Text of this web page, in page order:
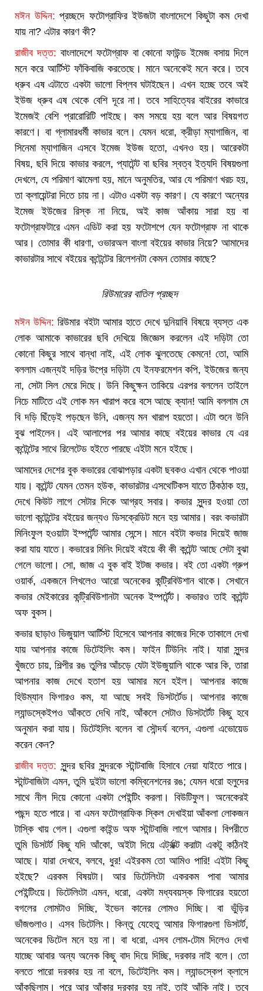
মঈন উদ্দিন: প্রচ্ছদে ফটোগ্রাফির ইউজটা বাংলাদেশে কিছুটা কম দেখা
যায় না? এটার কারণ কী?
রাজীব দত্ত: বাংলাদেশে ফটোগ্রাফ বা কোনো ফাউন্ড ইমেজ বসায় দিলে
মনে করে আর্টিস্ট ফাঁকিবাজি করতেছে। মানে অনেকেই মনে করে। তবে
ধ্রুব এষ এটাতে একটা ভালো বিপ্লব ঘটাইছেন। এখন হচ্ছে তবে অই
ইউজ ধ্রুব এষ থেকে বেশি দূরে না। তবে সাহিত্যের বাইরের কাভারে
ইমেজই বেশি প্রারোরিটি পাইছে। কম সময়ে হয় বলে আর বিষয়গত
কারণে। বা গ্লামারধর্মী কাভার বলে। যেমন ধরো, ক্রীড়া ম্যাগাজিন, বা
সিনেমা ম্যাগাজিন এসবে ইমেজ ইউজ হতো, এখনও হয়। আরেকটা
বিষয়, ছবি দিয়ে কাভার করলে, প্যাটেন্ট বা ছবির স্বত্ব ইত্যদি বিষয়গুলা
দেখলে, যে পরিমাণ ঝামেলা হয়, মানে অনুমতির, আর যে পরিমাণ খরচ হয়,
তা ক্লায়েন্টরা দিতে চায় না। এটাও একটা বড় কারণ। যে কারণে অন্যের
ইমেজ ইউজের রিস্ক না নিয়ে, অই কাজ আঁকায় সারা হয় বা
ফটোগ্রাফটারে এমন এডিট করা হয় ফটোশপে যেন ফটোগ্রাফ না থাকে
আর। তোমার কী ধারণা, ওভারঅল বাংলা বইয়ের কাভার নিয়ে? আমাদের
কাভারটার সাথে বইয়ের কন্টেন্টের রিলেশনটা কেমন তোমার কাছে?
রিউমারের বাতিল প্রচ্ছদ
মঈন উদ্দিন: রিউমার বইটা আমার হাতে দেখে দুনিয়াবি বিষয়ে ব্যস্ত এক
লোক আমাকে কাভারের ছবি দেখিয়ে জিজ্ঞেস করলেন এই দড়িটা তো
কোনো কিছুর সাথে বান্ধা নাই, এই লোক ঝুলতেছে কেমনে! তো, আমি
বললাম এজন্যই দড়ির উপ্রে দড়িটা যে ইনফরমেশন কপি, ইউজের জন্য
না, সেটা সিল মেরে দিছে। উনি কিছুক্ষন তাকিয়ে এরপর বললেন তাইলে
নিচে মাটিতে এই লোক মন খারাপ করে বসে আছে ক্যান! আমি বললাম মে
বি দড়ি ছিঁড়েই পড়ছেন উনি, এজন্য মন খারাপ হয়তো। এটা শুনে উনি
বুঝ পাইলেন। এই আলাপের পর আমার কাছে বইয়ের কাভার যে এর
কন্টেন্টের সাথে রিলেটেড হইতে পারছে এইটা মনে হইছে।
আমাদের দেশের বুক কভারের বোঝাপড়ার একটা ছবকও এখান থেকে পাওয়া
যায়। কন্টেন্ট যেমন তেমন হউক, কাভারটার এসথেটিকস যাতে ঠিকঠাক হয়,
দেখে কিউট লাগে সেটার দিকে আগ্রহ সবার। কভার সুন্দর হওয়া তো
ভালো কন্টেন্টের বইয়ের জন্যও ডিসক্রেডিট মনে হয় আমার। বরং কভারটা
মিনিংফুল হওয়াটা ইম্পর্টেন্ট আমার সেন্সে। মানে বইটা কভার দিয়েই জাজ
করা যায় যাতে। কভারের মিনিং দিয়েই বইয়ে কী কী কন্টেন্ট আছে সেটা বুঝা
গেলে ভালো। সো, জাজ এ বুক বাই ইটজ কভার। বই তো একটা গ্রুপ
ওয়ার্ক, একজনে লিখলেও আরো অনেকের কন্ট্রিবিউশান থাকে। সেখানে
কভার মেইকারের কন্ট্রিবিউশানটা অনেক ইম্পর্টেন্ট। কভারও তাই কন্টেন্ট
অফ বুকস।
কভার ছাড়াও ভিজুয়াল আর্টিস্ট হিসেবে আপনার কাজের দিকে তাকালে দেখা
যায় আপনার কাজে ডিটেইলিং কম। ফাইন টিউনিং নাই। যারা সুন্দর
খুঁজতে চায়, শিল্পীর রঙ তুলির আঁচড়ে যেটা ইউজুয়ালি থাকে আর কি, তারা
আপনার কাজ দেখে হতাশ হয় আমার মনে হইল। আপনার কাজে
হিউম্যান ফিগারও কম, যা আছে সবই ডিসটর্টেড। আপনার কাজে
ল্যান্ডস্কেইপও আঁকতে দেখি নাই, আঁকলে সেটাও ডিসটর্টেট কিছু হবে
অনুমান করা যায়। ডিটেইলিং বলেন বা সৌন্দর্য বলেন, এগুলা এভোয়েড
করেন কেন?
রাজীব দত্ত: সুন্দর ছবির সুন্দরকে স্টান্টবাজি হিসাবে নেয়া যাইতে পারে।
স্টান্টবাজিটা এমন, তুমি দুইটা ভালো কম্বিনেশনের রঙ; যেমন ধরো হলুদের
সাথে নীল দিয়ে কোনো একটা পেইন্টিং করলা। বিউটিফুল। অনেকেরই
পছন্দ হতে পারে। বা এমন ফটোগ্রাফিক স্কিল দেখাইয়া আঁকলা লোকজন
টাস্কি খায় গেল। এগুলা কাইন্ড অফ স্টান্টবাজি লাগে আমার। বিপরীতে
তুমি ডিসটর্ট কিছু যদি আঁকো, অইটা দিয়ে এর্ট্রাক্ট করাটা একটু কঠিনই
আছে। যারা দেখবে, বলবে, ধুর! এইরকম তো আমিও পারি! এইটা কিছু
হইছে? এরকম বিষয়টা। আর ডিটেলিংটা একরকম পাবা আমার
পেইন্টিংয়ে। ডিটেলিংটা এমন, ধরো, একটা মধ্যবয়স্ক ফিগারের হয়তো
বগলের লোমটাও দিচ্ছি, ইভেন কানের লোমও দিচ্ছি। বা ভুঁড়ির
ভাঁজগুলাও। এসব ডিটেলিং। কিন্তু যেহেতু আমার ফিগারগুলা ডিসটর্ট,
অনেকের ডিটেল মনে হয় না। বা ধরো, এসব লোম-টোম দিলেও দেখা
যাচ্ছে আবার অন্য অনেক কিছু বাদ দিয়ে দিচ্ছি, দরকার নাই বলে। তো
বলতে পারো দরকার হয় না বলে, ডিটেইলিং কম। ল্যান্ডস্কেপ ক্লাসে
আঁকছিলাম। পরে আর আঁকার দরকার হয় নাই, তাই আঁকি নাই। তবে